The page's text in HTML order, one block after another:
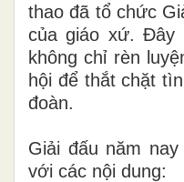
thao đã tổ chức
của giáo xứ. Đây
không chỉ rèn
hội để thắt chặt
đoàn.
Giải đấu năm
với các nội dung: